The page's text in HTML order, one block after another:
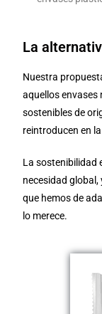
La
Nuestra
aquellos envases
sostenibles de
reintroducen en
La sostenibilidad
necesidad
que hemos de
lo merece.